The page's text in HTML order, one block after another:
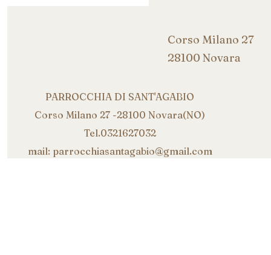
PARROCCHIA DI SANT'AGABIO
Corso Milano 27 -28100 Novara(NO)
Tel.0321627032
mail: parrocchiasantagabio@gmail.com
Corso Milano 27
28100 Novara